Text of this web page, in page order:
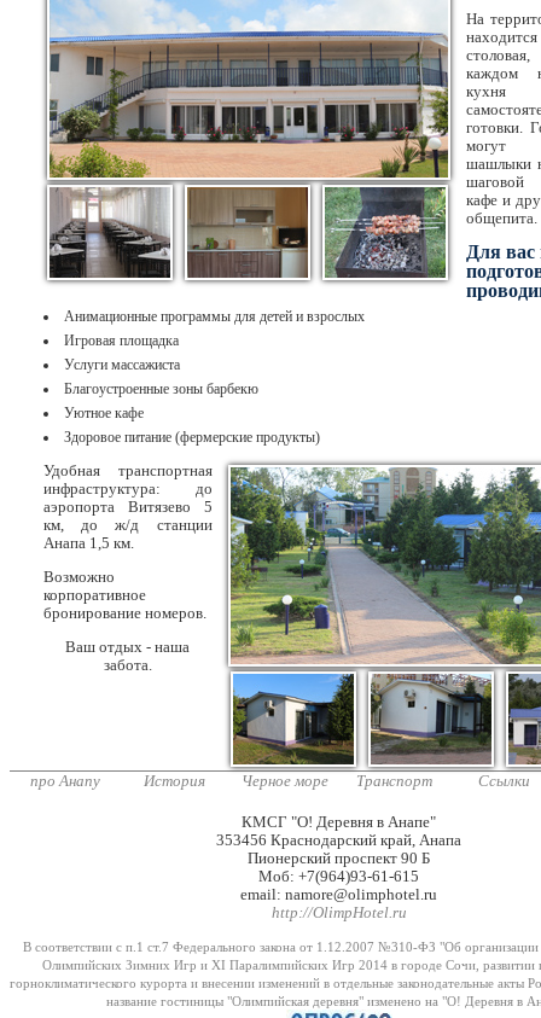
На
каждом
готовки.
могут
шашлыки
шаговой
кафе и
общепита.
Для
Анимационные программы для детей и взрослых
Игровая площадка
Услуги массажиста
Благоустроенные зоны барбекю
Уютное кафе
Здоровое питание (фермерские продукты)
Удобная транспортная
инфраструктура: до
аэропорта Витязево 5
км, до ж/д станции
Анапа 1,5 км.
Возможно
корпоративное
бронирование номеров.
Ваш отдых - наша
забота.
про Анапу История Черное море Транспорт Ссылки
КМСГ "О! Деревня в Анапе"
353456 Краснодарский край, Анапа
Пионерский проспект 90 Б
Моб: +7(964)93-61-615
email: namore@olimphotel.ru
http://OlimpHotel.ru
В соответствии с п.1 ст.7 Федерального закона от 1.12.2007 №310-ФЗ "Об
Олимпийских Зимних Игр и XI Паралимпийских Игр 2014 в городе Сочи, развитии
горноклиматического курорта и внесении изменений в отдельные законодательные акты
название гостиницы "Олимпийская деревня" изменено на "О! Деревня в